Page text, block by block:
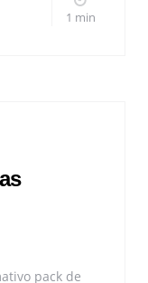
1 min
pack de